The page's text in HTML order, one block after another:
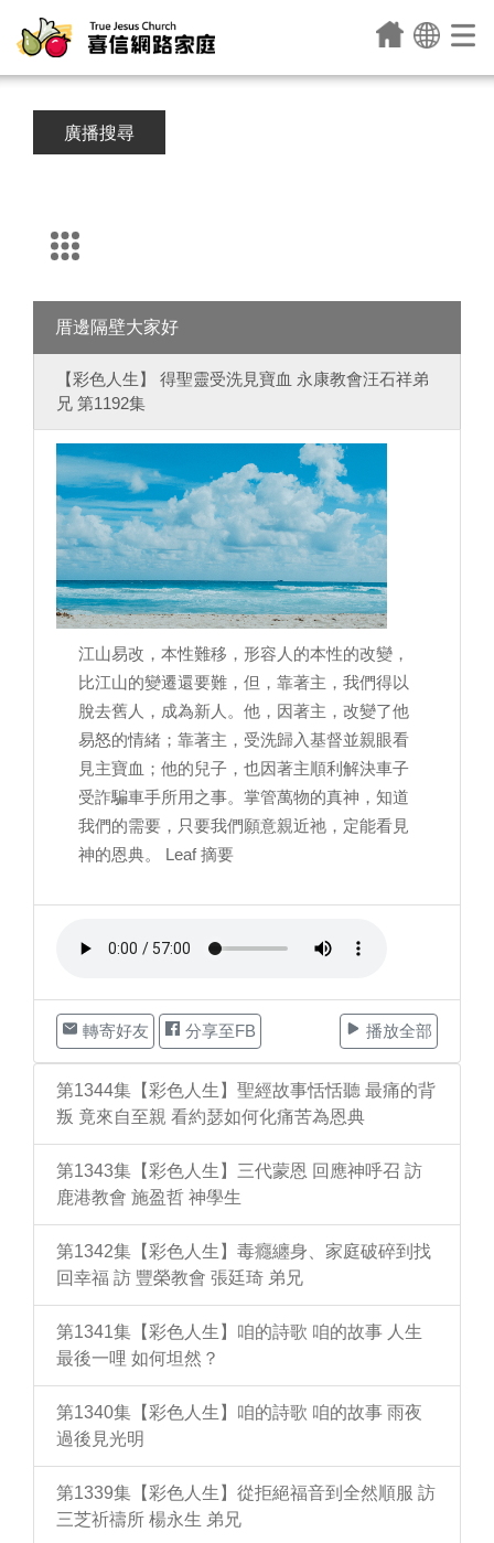
廣播搜尋
厝邊隔壁大家好
【彩色人生】 得聖靈受洗見寶血 永康教會汪石祥弟
兄 第1192集
江山易改，本性難移，形容人的本性的改變，
比江山的變遷還要難，但，靠著主，我們得以
脫去舊人，成為新人。他，因著主，改變了他
易怒的情緒；靠著主，受洗歸入基督並親眼看
見主寶血；他的兒子，也因著主順利解決車子
受詐騙車手所用之事。掌管萬物的真神，知道
我們的需要，只要我們願意親近祂，定能看見
神的恩典。 Leaf 摘要
轉寄好友 分享至FB 播放全部
第1344集【彩色人生】聖經故事恬恬聽 最痛的背
叛 竟來自至親 看約瑟如何化痛苦為恩典
第1343集【彩色人生】三代蒙恩 回應神呼召 訪
鹿港教會 施盈哲 神學生
第1342集【彩色人生】毒癮纏身、家庭破碎到找
回幸福 訪 豐榮教會 張廷琦 弟兄
第1341集【彩色人生】咱的詩歌 咱的故事 人生
最後一哩 如何坦然？
第1340集【彩色人生】咱的詩歌 咱的故事 雨夜
過後見光明
第1339集【彩色人生】從拒絕福音到全然順服 訪
三芝祈禱所 楊永生 弟兄